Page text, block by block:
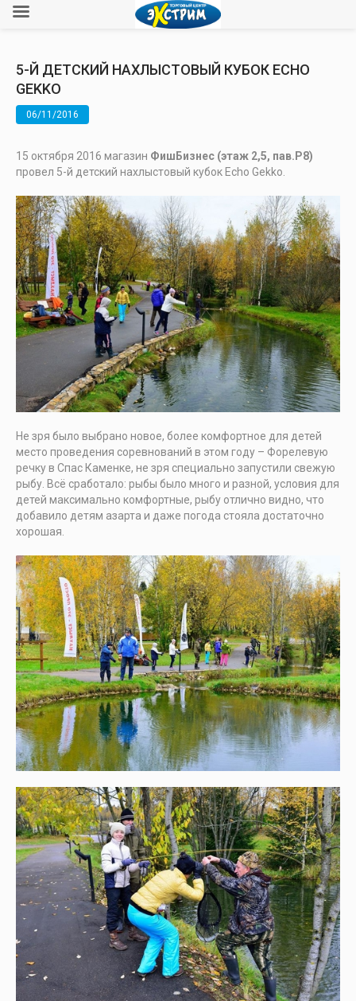
5-Й ДЕТСКИЙ НАХЛЫСТОВЫЙ КУБОК ECHO
GEKKO
06/11/2016
15 октября 2016 магазин ФишБизнес (этаж 2,5, пав.Р8)
провел 5-й детский нахлыстовый кубок Echo Gekko.
Не зря было выбрано новое, более комфортное для детей
место проведения соревнований в этом году – Форелевую
речку в Спас Каменке, не зря специально запустили свежую
рыбу. Всё сработало: рыбы было много и разной, условия для
детей максимально комфортные, рыбу отлично видно, что
добавило детям азарта и даже погода стояла достаточно
хорошая.